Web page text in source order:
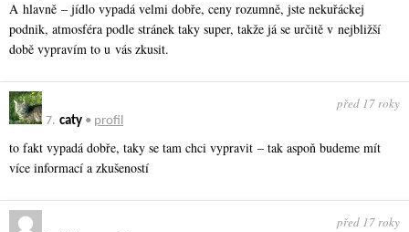
A hlavně – jídlo vypadá velmi dobře, ceny rozumně, jste nekuřáckej
podnik, atmosféra podle stránek taky super, takže já se určitě v nejbližší
době vypravím to u vás zkusit.
7. caty • profil
před 17 roky
to fakt vypadá dobře, taky se tam chci vypravit – tak aspoň budeme mít
více informací a zkušeností
před 17 roky